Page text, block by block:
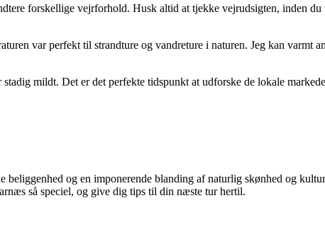
forskellige vejrforhold. Husk altid at tjekke vejrudsigten, inden
var perfekt til strandture og vandreture i naturen. Jeg kan varmt
mildt. Det er det perfekte tidspunkt at udforske de lokale
og en imponerende blanding af naturlig skønhed og
så speciel, og give dig tips til din næste tur hertil.